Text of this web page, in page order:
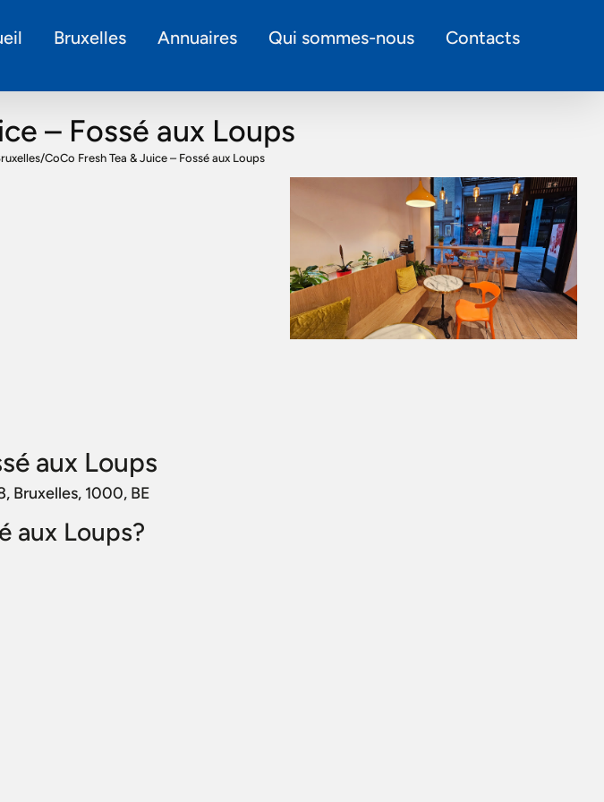
Bruxelles Annuaires Qui sommes-nous Contacts
– Fossé aux Loups
/CoCo Fresh Tea & Juice – Fossé aux Loups
aux Loups
Bruxelles, 1000, BE
aux Loups?